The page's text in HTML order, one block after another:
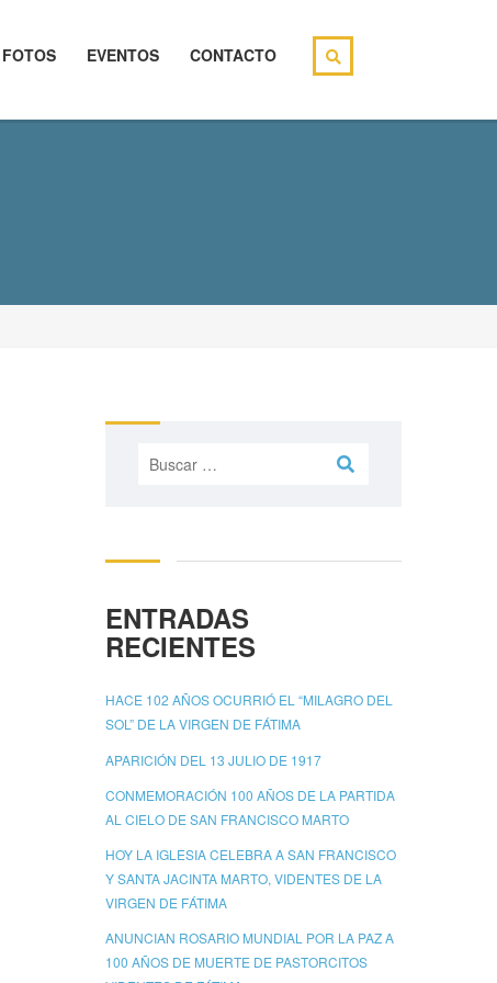
FOTOS EVENTOS CONTACTO
Buscar:
ENTRADAS
RECIENTES
HACE 102 AÑOS OCURRIÓ EL “MILAGRO DEL
SOL” DE LA VIRGEN DE FÁTIMA
APARICIÓN DEL 13 JULIO DE 1917
CONMEMORACIÓN 100 AÑOS DE LA PARTIDA
AL CIELO DE SAN FRANCISCO MARTO
HOY LA IGLESIA CELEBRA A SAN FRANCISCO
Y SANTA JACINTA MARTO, VIDENTES DE LA
VIRGEN DE FÁTIMA
ANUNCIAN ROSARIO MUNDIAL POR LA PAZ A
100 AÑOS DE MUERTE DE PASTORCITOS